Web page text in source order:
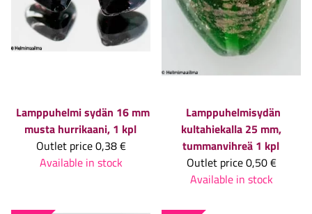
Lamppuhelmi sydän 16 mm
musta hurrikaani, 1 kpl
Outlet price0,38 €
Available in stock
Lamppuhelmisydän
kultahiekalla 25 mm,
tummanvihreä 1 kpl
Outlet price0,50 €
Available in stock